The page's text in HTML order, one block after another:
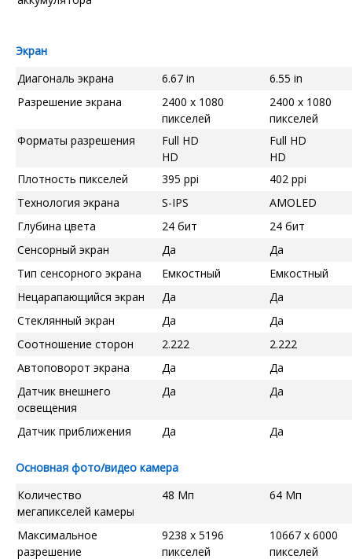
Экран
Диагональ экрана
6.67 in
6.55 in
Разрешение экрана
2400 x 1080
пикселей
2400 x 1080
пикселей
Форматы разрешения
Full HD
HD
Full HD
HD
Плотность пикселей
395 ppi
402 ppi
Технология экрана
S-IPS
AMOLED
Глубина цвета
24 бит
24 бит
Сенсорный экран
Да
Да
Тип сенсорного экрана
Емкостный
Емкостный
Нецарапающийся экран
Да
Да
Стеклянный экран
Да
Да
Соотношение сторон
2.222
2.222
Автоповорот экрана
Да
Да
Датчик внешнего
освещения
Да Да
Датчик приближения Да Да
Основная фото/видео камера
Количество
мегапикселей камеры
48 Мп 64 Мп
Максимальное
разрешение
9238 x 5196
пикселей
10667 x 6000
пикселей